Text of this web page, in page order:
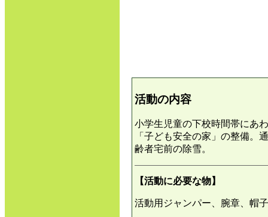
活動の内容
小学生児童の下校時間帯にあ
「子ども安全の家」の整備。
齢者宅前の除雪。
【活動に必要な物】
活動用ジャンパー、腕章、帽